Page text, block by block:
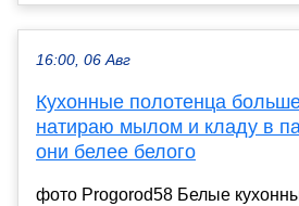
16:00, 06 Авг
Кухонные полотенца
натираю мылом и кладу в
они белее белого
фото Progorod58 Белые